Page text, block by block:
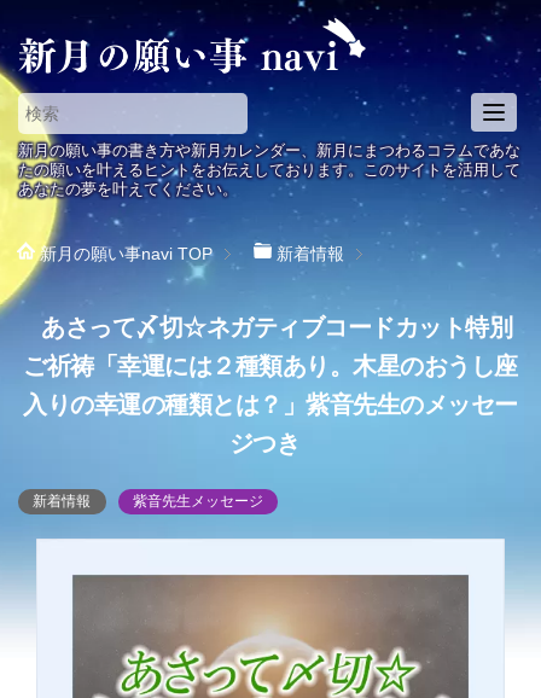
T
o
g
g
e
v
g
a
新月の願い事の書き方や新月カレンダー、新月にまつわるコラムであな
たの願いを叶えるヒントをお伝えしております。このサイトを活用して
あなたの夢を叶えてください。
新月の願い事navi TOP 新着情報
あさって〆切☆ネガティブコードカット特別
ご祈祷「幸運には２種類あり。木星のおうし座
入りの幸運の種類とは？」紫音先生のメッセー
ジつき
新着情報 紫音先生メッセージ